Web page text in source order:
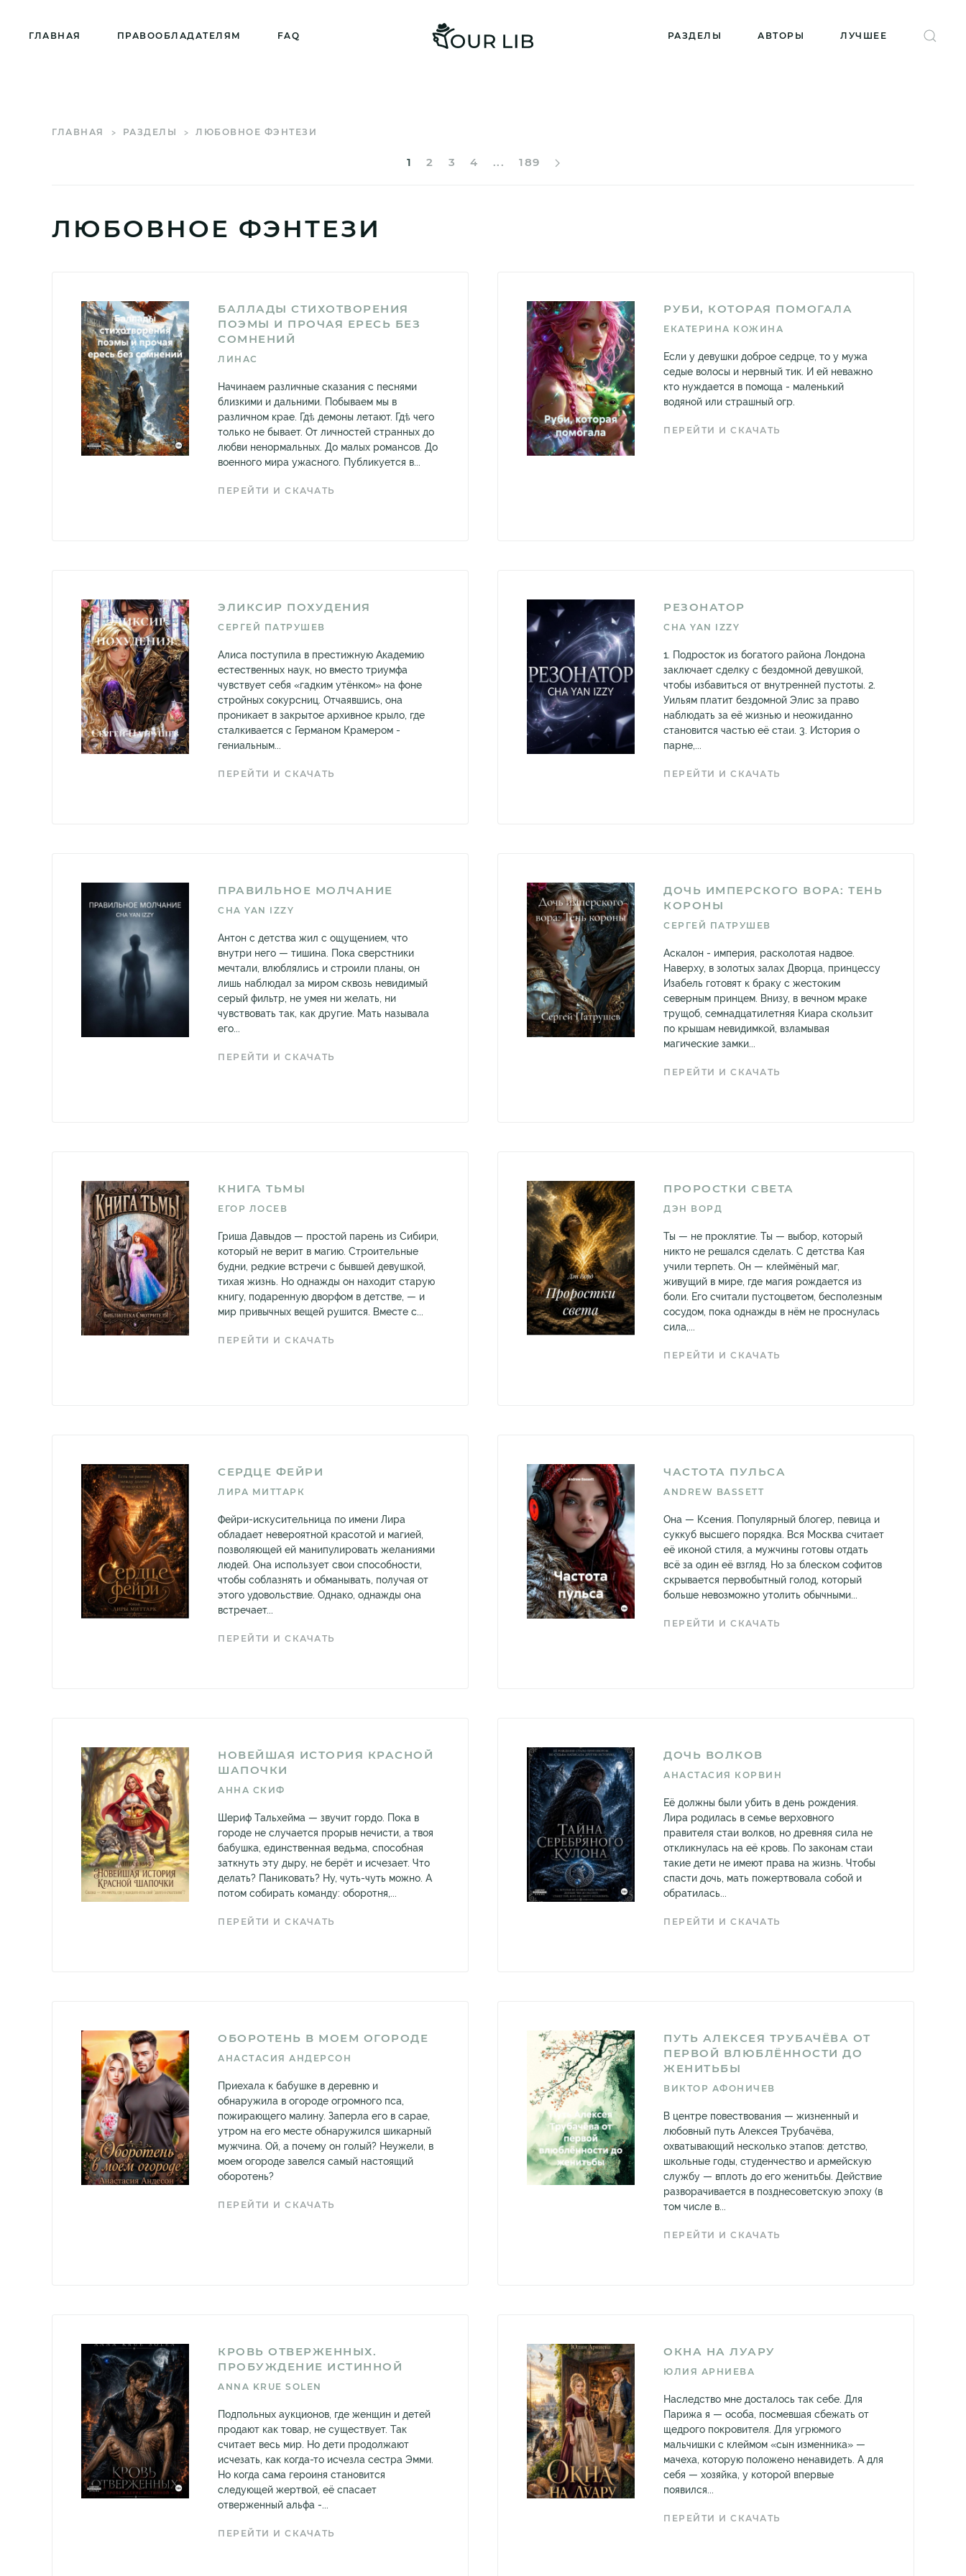
ГЛАВНАЯ ПРАВООБЛАДАТЕЛЯМ FAQ РАЗДЕЛЫ АВТОРЫ ЛУЧШЕЕ
ГЛАВНАЯ РАЗДЕЛЫ ЛЮБОВНОЕ ФЭНТЕЗИ
1 2 3 4 ... 189
ЛЮБОВНОЕ ФЭНТЕЗИ
БАЛЛАДЫ СТИХОТВОРЕНИЯ
ПОЭМЫ И ПРОЧАЯ ЕРЕСЬ БЕЗ
СОМНЕНИЙ
ЛИНАС
Начинаем различные сказания с песнями
близкими и дальними. Побываем мы в
различном крае. Гдѣ демоны летают. Гдѣ чего
только не бывает. От личностей странных до
любви ненормальных. До малых романсов. До
военного мира ужасного. Публикуется в...
ПЕРЕЙТИ И СКАЧАТЬ
РУБИ, КОТОРАЯ ПОМОГАЛА
ЕКАТЕРИНА КОЖИНА
Если у девушки доброе седрце, то у мужа
седые волосы и нервный тик. И ей неважно
кто нуждается в помоща - маленький
водяной или страшный огр.
ПЕРЕЙТИ И СКАЧАТЬ
ЭЛИКСИР ПОХУДЕНИЯ
СЕРГЕЙ ПАТРУШЕВ
Алиса поступила в престижную Академию
естественных наук, но вместо триумфа
чувствует себя «гадким утёнком» на фоне
стройных сокурсниц. Отчаявшись, она
проникает в закрытое архивное крыло, где
сталкивается с Германом Крамером -
гениальным...
ПЕРЕЙТИ И СКАЧАТЬ
РЕЗОНАТОР
CHA YAN IZZY
1. Подросток из богатого района Лондона
заключает сделку с бездомной девушкой,
чтобы избавиться от внутренней пустоты. 2.
Уильям платит бездомной Элис за право
наблюдать за её жизнью и неожиданно
становится частью её стаи. 3. История о
парне,...
ПЕРЕЙТИ И СКАЧАТЬ
ПРАВИЛЬНОЕ МОЛЧАНИЕ
CHA YAN IZZY
Антон с детства жил с ощущением, что
внутри него — тишина. Пока сверстники
мечтали, влюблялись и строили планы, он
лишь наблюдал за миром сквозь невидимый
серый фильтр, не умея ни желать, ни
чувствовать так, как другие. Мать называла
его...
ПЕРЕЙТИ И СКАЧАТЬ
ДОЧЬ ИМПЕРСКОГО ВОРА: ТЕНЬ
КОРОНЫ
СЕРГЕЙ ПАТРУШЕВ
Аскалон - империя, расколотая надвое.
Наверху, в золотых залах Дворца, принцессу
Изабель готовят к браку с жестоким
северным принцем. Внизу, в вечном мраке
трущоб, семнадцатилетняя Киара скользит
по крышам невидимкой, взламывая
магические замки...
ПЕРЕЙТИ И СКАЧАТЬ
КНИГА ТЬМЫ
ЕГОР ЛОСЕВ
Гриша Давыдов — простой парень из Сибири,
который не верит в магию. Строительные
будни, редкие встречи с бывшей девушкой,
тихая жизнь. Но однажды он находит старую
книгу, подаренную дворфом в детстве, — и
мир привычных вещей рушится. Вместе с...
ПЕРЕЙТИ И СКАЧАТЬ
ПРОРОСТКИ СВЕТА
ДЭН ВОРД
Ты — не проклятие. Ты — выбор, который
никто не решался сделать. С детства Кая
учили терпеть. Он — клеймёный маг,
живущий в мире, где магия рождается из
боли. Его считали пустоцветом, бесполезным
сосудом, пока однажды в нём не проснулась
сила,...
ПЕРЕЙТИ И СКАЧАТЬ
СЕРДЦЕ ФЕЙРИ
ЛИРА МИТТАРК
Фейри-искусительница по имени Лира
обладает невероятной красотой и магией,
позволяющей ей манипулировать желаниями
людей. Она использует свои способности,
чтобы соблазнять и обманывать, получая от
этого удовольствие. Однако, однажды она
встречает...
ПЕРЕЙТИ И СКАЧАТЬ
ЧАСТОТА ПУЛЬСА
ANDREW BASSETT
Она — Ксения. Популярный блогер, певица и
суккуб высшего порядка. Вся Москва считает
её иконой стиля, а мужчины готовы отдать
всё за один её взгляд. Но за блеском софитов
скрывается первобытный голод, который
больше невозможно утолить обычными...
ПЕРЕЙТИ И СКАЧАТЬ
НОВЕЙШАЯ ИСТОРИЯ КРАСНОЙ
ШАПОЧКИ
АННА СКИФ
Шериф Тальхейма — звучит гордо. Пока в
городе не случается прорыв нечисти, а твоя
бабушка, единственная ведьма, способная
заткнуть эту дыру, не берёт и исчезает. Что
делать? Паниковать? Ну, чуть-чуть можно. А
потом собирать команду: оборотня,...
ПЕРЕЙТИ И СКАЧАТЬ
ДОЧЬ ВОЛКОВ
АНАСТАСИЯ КОРВИН
Её должны были убить в день рождения.
Лира родилась в семье верховного
правителя стаи волков, но древняя сила не
откликнулась на её кровь. По законам стаи
такие дети не имеют права на жизнь. Чтобы
спасти дочь, мать пожертвовала собой и
обратилась...
ПЕРЕЙТИ И СКАЧАТЬ
ОБОРОТЕНЬ В МОЕМ ОГОРОДЕ
АНАСТАСИЯ АНДЕРСОН
Приехала к бабушке в деревню и
обнаружила в огороде огромного пса,
пожирающего малину. Заперла его в сарае,
утром на его месте обнаружился шикарный
мужчина. Ой, а почему он голый? Неужели, в
моем огороде завелся самый настоящий
оборотень?
ПЕРЕЙТИ И СКАЧАТЬ
ПУТЬ АЛЕКСЕЯ ТРУБАЧЁВА ОТ
ПЕРВОЙ ВЛЮБЛЁННОСТИ ДО
ЖЕНИТЬБЫ
ВИКТОР АФОНИЧЕВ
В центре повествования — жизненный и
любовный путь Алексея Трубачёва,
охватывающий несколько этапов: детство,
школьные годы, студенчество и армейскую
службу — вплоть до его женитьбы. Действие
разворачивается в позднесоветскую эпоху (в
том числе в...
ПЕРЕЙТИ И СКАЧАТЬ
КРОВЬ ОТВЕРЖЕННЫХ.
ПРОБУЖДЕНИЕ ИСТИННОЙ
ANNA KRUE SOLEN
Подпольных аукционов, где женщин и детей
продают как товар, не существует. Так
считает весь мир. Но дети продолжают
исчезать, как когда-то исчезла сестра Эмми.
Но когда сама героиня становится
следующей жертвой, её спасает
отверженный альфа -...
ПЕРЕЙТИ И СКАЧАТЬ
ОКНА НА ЛУАРУ
ЮЛИЯ АРНИЕВА
Наследство мне досталось так себе. Для
Парижа я — особа, посмевшая сбежать от
щедрого покровителя. Для угрюмого
мальчишки с клеймом «сын изменника» —
мачеха, которую положено ненавидеть. А для
себя — хозяйка, у которой впервые
появился...
ПЕРЕЙТИ И СКАЧАТЬ